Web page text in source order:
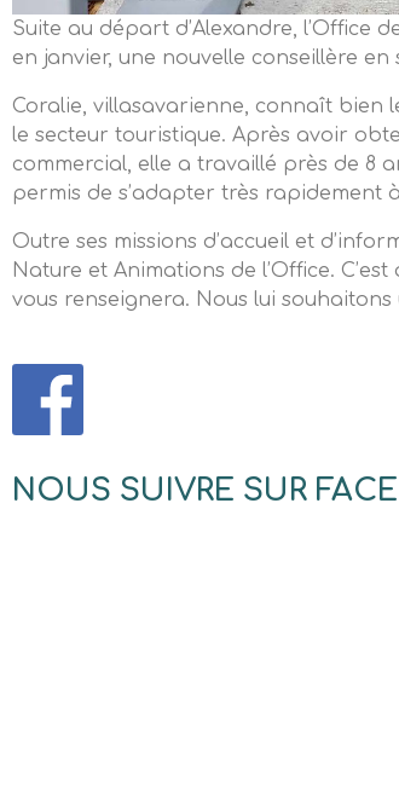
Suite au départ d’Alexandre, l’Office
en janvier, une nouvelle conseillère en
Coralie, villasavarienne, connaît bien
le secteur touristique. Après avoir
commercial, elle a travaillé près de 8
permis de s’adapter très rapidement
Outre ses missions d’accueil et
Nature et Animations de l’Office.
vous renseignera. Nous lui
NOUS SUIVRE SUR